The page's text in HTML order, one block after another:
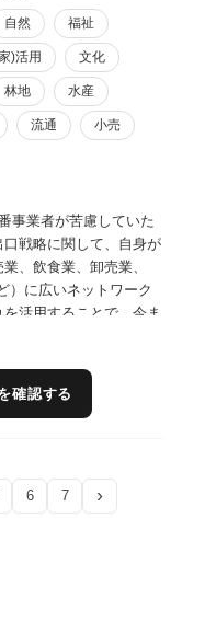
自然 福祉
)活用 文化
林地 水産
流通 小売
事業者が苦慮していた
戦略に関して、自身が
、飲食業、卸売業、
）に広いネットワーク
活用することで、今ま
なかなか県外へ販路を
ると信じております。
確認する
6 7 ›